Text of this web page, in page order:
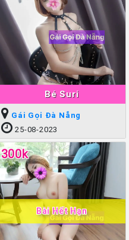
Bé Suri
Gái Gọi Đà Nẵng
25-08-2023
300k
Bài Hết Hạn